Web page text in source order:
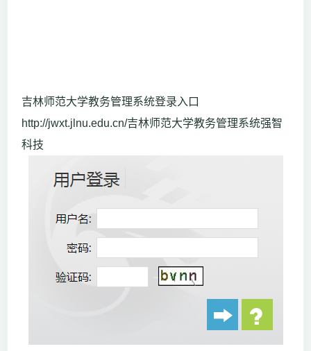
吉林师范大学教务管理系统登录入口
http://jwxt.jlnu.edu.cn/吉林师范大学教务管理系统强智
科技